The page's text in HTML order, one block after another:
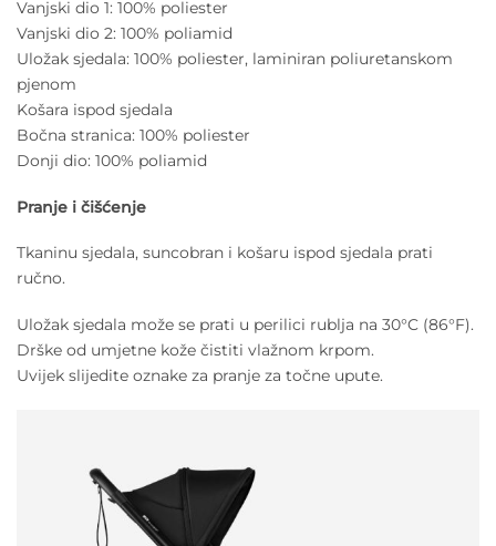
Vanjski dio 1: 100% poliester
Vanjski dio 2: 100% poliamid
Uložak sjedala: 100% poliester, laminiran poliuretanskom
pjenom
Košara ispod sjedala
Bočna stranica: 100% poliester
Donji dio: 100% poliamid
Pranje i čišćenje
Tkaninu sjedala, suncobran i košaru ispod sjedala prati
ručno.
Uložak sjedala može se prati u perilici rublja na 30°C (86°F).
Drške od umjetne kože čistiti vlažnom krpom.
Uvijek slijedite oznake za pranje za točne upute.